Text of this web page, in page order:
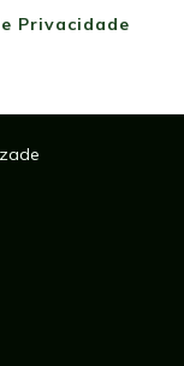
Privacidade